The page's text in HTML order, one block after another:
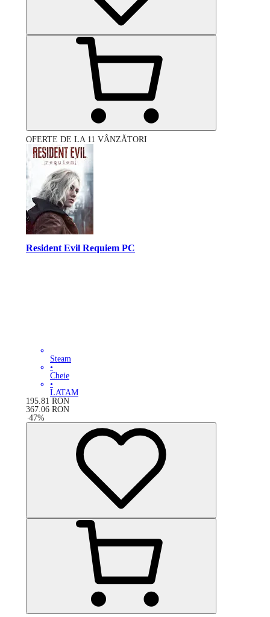
OFERTE DE LA 11 VÂNZĂTORI
Resident Evil Requiem PC
Steam
•
Cheie
•
LATAM
195.81 RON
367.06 RON
-47%